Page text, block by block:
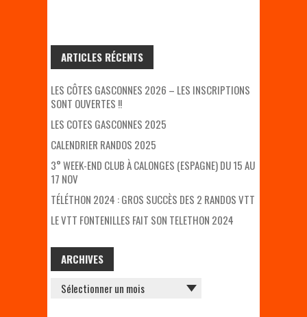
ARTICLES RÉCENTS
LES CÔTES GASCONNES 2026 – LES INSCRIPTIONS
SONT OUVERTES !!
LES COTES GASCONNES 2025
CALENDRIER RANDOS 2025
3° WEEK-END CLUB À CALONGES (ESPAGNE) DU 15 AU
17 NOV
TÉLÉTHON 2024 : GROS SUCCÈS DES 2 RANDOS VTT
LE VTT FONTENILLES FAIT SON TELETHON 2024
ARCHIVES
ARCHIVES